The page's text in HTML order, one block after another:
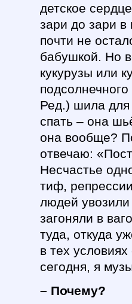
детское
зари до зари
почти не
бабушкой. Но
кукурузы или
Ред.) шила
спать – она
она вообще?
отвечаю:
Несчастье
тиф,
людей
загоняли в
туда, откуда
в тех
сегодня, я
– Почему?